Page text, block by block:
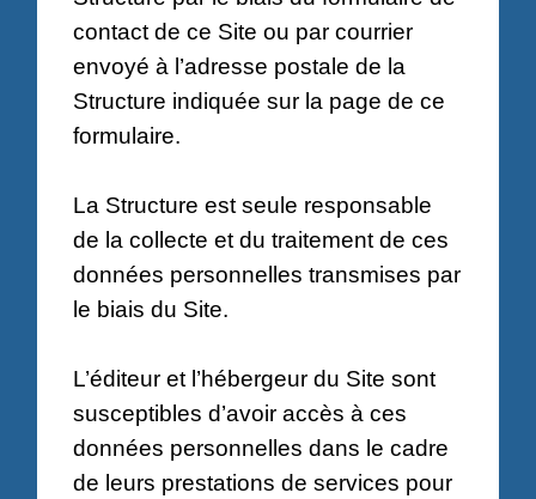
contact de ce Site ou par courrier
envoyé à l’adresse postale de la
Structure indiquée sur la page de ce
formulaire.
La Structure est seule responsable
de la collecte et du traitement de ces
données personnelles transmises par
le biais du Site.
L’éditeur et l’hébergeur du Site sont
susceptibles d’avoir accès à ces
données personnelles dans le cadre
de leurs prestations de services pour